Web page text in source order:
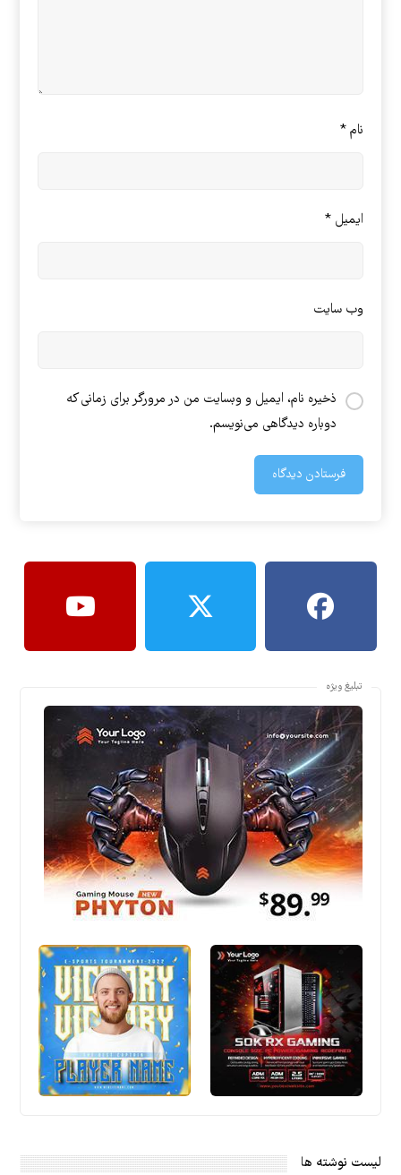
نام*
ایمیل*
وب‌ سایت
ذخیره نام، ایمیل و وبسایت من در مرورگر برای زمانی که
دوباره دیدگاهی می‌نویسم.
فرستادن دیدگاه
تبلیغ ویژه
لیست نوشته ها